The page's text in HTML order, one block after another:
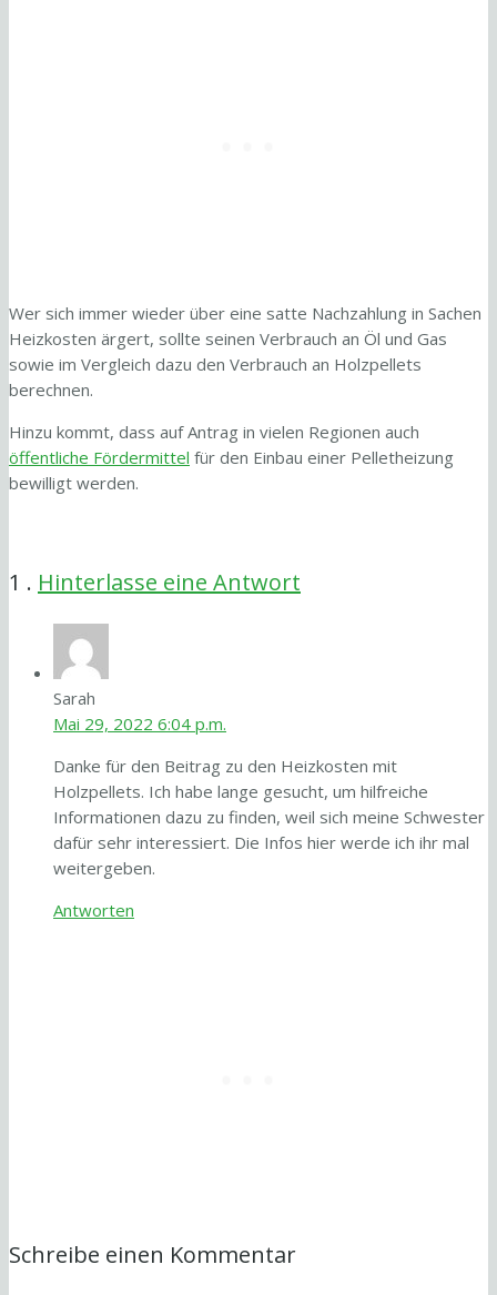
Wer sich immer wieder über eine satte Nachzahlung in Sachen
Heizkosten ärgert, sollte seinen Verbrauch an Öl und Gas
sowie im Vergleich dazu den Verbrauch an Holzpellets
berechnen.
Hinzu kommt, dass auf Antrag in vielen Regionen auch
öffentliche Fördermittel für den Einbau einer Pelletheizung
bewilligt werden.
1 Kommentar
. Hinterlasse eine Antwort
Sarah
Mai 29, 2022 6:04 p.m.
Danke für den Beitrag zu den Heizkosten mit
Holzpellets. Ich habe lange gesucht, um hilfreiche
Informationen dazu zu finden, weil sich meine Schwester
dafür sehr interessiert. Die Infos hier werde ich ihr mal
weitergeben.
Antworten
Schreibe einen Kommentar